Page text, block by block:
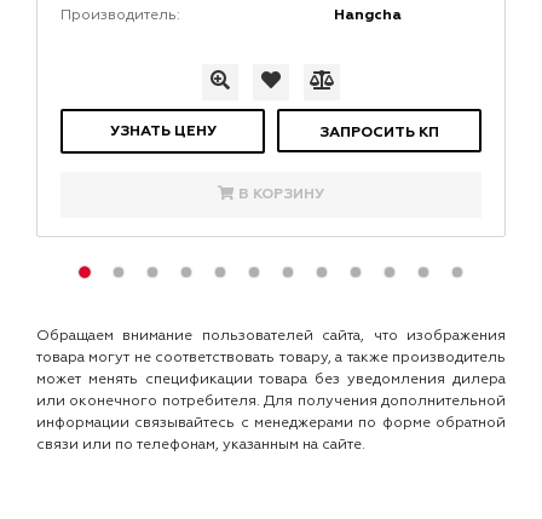
Производитель: Hangcha
УЗНАТЬ ЦЕНУ ЗАПРОСИТЬ КП
В КОРЗИНУ
Обращаем внимание пользователей сайта, что изображения
товара могут не соответствовать товару, а также производитель
может менять спецификации товара без уведомления дилера
или оконечного потребителя. Для получения дополнительной
информации связывайтесь с менеджерами по форме обратной
связи или по телефонам, указанным на сайте.